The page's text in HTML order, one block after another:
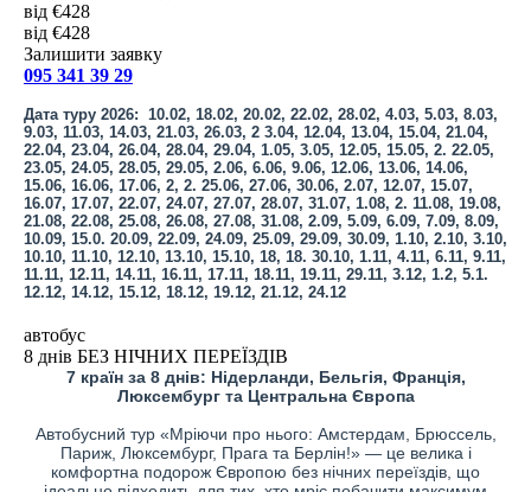
від €428
від €428
Залишити заявку
095 341 39 29
Дата туру 2026: 10.02, 18.02, 20.02, 22.02, 28.02, 4.03, 5.03, 8.03,
9.03, 11.03, 14.03, 21.03, 26.03, 2 3.04, 12.04, 13.04, 15.04, 21.04,
22.04, 23.04, 26.04, 28.04, 29.04, 1.05, 3.05, 12.05, 15.05, 2. 22.05,
23.05, 24.05, 28.05, 29.05, 2.06, 6.06, 9.06, 12.06, 13.06, 14.06,
15.06, 16.06, 17.06, 2, 2. 25.06, 27.06, 30.06, 2.07, 12.07, 15.07,
16.07, 17.07, 22.07, 24.07, 27.07, 28.07, 31.07, 1.08, 2. 11.08, 19.08,
21.08, 22.08, 25.08, 26.08, 27.08, 31.08, 2.09, 5.09, 6.09, 7.09, 8.09,
10.09, 15.0. 20.09, 22.09, 24.09, 25.09, 29.09, 30.09, 1.10, 2.10, 3.10,
10.10, 11.10, 12.10, 13.10, 15.10, 18, 18. 30.10, 1.11, 4.11, 6.11, 9.11,
11.11, 12.11, 14.11, 16.11, 17.11, 18.11, 19.11, 29.11, 3.12, 1.2, 5.1.
12.12, 14.12, 15.12, 18.12, 19.12, 21.12, 24.12
автобус
8 днів БЕЗ НІЧНИХ ПЕРЕЇЗДІВ
7 країн за 8 днів: Нідерланди, Бельгія, Франція,
Люксембург та Центральна Європа
Автобусний тур «Мріючи про нього: Амстердам, Брюссель,
Париж, Люксембург, Прага та Берлін!» — це велика і
комфортна подорож Європою без нічних переїздів, що